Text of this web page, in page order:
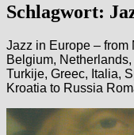
Schlagwort:
Jazz in Europe –
Belgium,
Turkije, Greec, Italia,
Kroatia to Russia